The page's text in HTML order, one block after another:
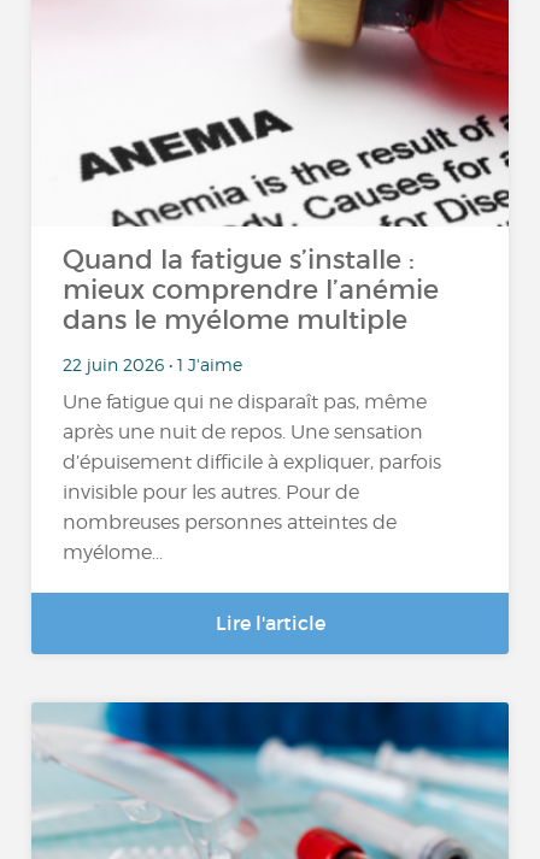
Quand la fatigue s’installe :
mieux comprendre l’anémie
dans le myélome multiple
22 juin 2026 • 1 J'aime
Une fatigue qui ne disparaît pas, même
après une nuit de repos. Une sensation
d’épuisement difficile à expliquer, parfois
invisible pour les autres. Pour de
nombreuses personnes atteintes de
myélome...
Lire l'article